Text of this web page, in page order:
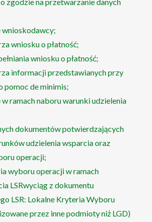
wniosku o płatność;
wniosku o płatność;
informacji przedstawianych przy
pomoc de minimis;
ramach naboru warunki udzielenia
dokumentów potwierdzających
udzielenia wsparcia oraz
operacji;
wyboru operacji w ramach
LSRwyciąg z dokumentu
LSR: Lokalne Kryteria Wyboru
przez inne podmioty niż LGD)